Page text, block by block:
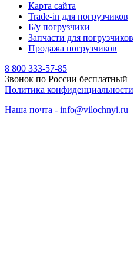
Карта сайта
Trade-in для погрузчиков
Б/у погрузчики
Запчасти для погрузчиков
Продажа погрузчиков
8 800 333-57-85
Звонок по России бесплатный
Политика конфиденциальности
Наша почта - info@vilochnyi.ru